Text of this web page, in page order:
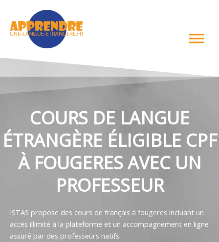
contenu
COURS DE LANGUE
ÉTRANGÈRE ÉLIGIBLE CPF
À FOUGERES AVEC UN
PROFESSEUR
ISTAS propose des cours de français à fougeres incluant un
accès illimité à la plateforme et un accompagnement en ligne
assuré par des professeurs natifs.